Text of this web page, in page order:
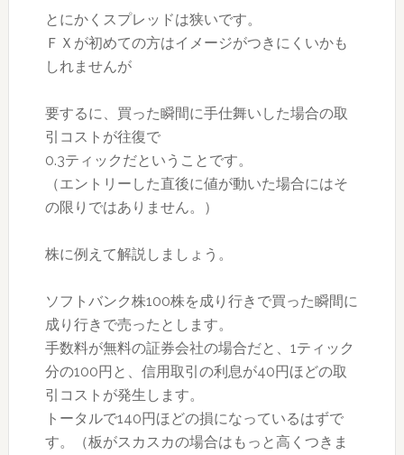
とにかくスプレッドは狭いです。
ＦＸが初めての方はイメージがつきにくいかも
しれませんが
要するに、買った瞬間に手仕舞いした場合の取
引コストが往復で
0.3ティックだということです。
（エントリーした直後に値が動いた場合にはそ
の限りではありません。）
株に例えて解説しましょう。
ソフトバンク株100株を成り行きで買った瞬間に
成り行きで売ったとします。
手数料が無料の証券会社の場合だと、1ティック
分の100円と、信用取引の利息が40円ほどの取
引コストが発生します。
トータルで140円ほどの損になっているはずで
す。（板がスカスカの場合はもっと高くつきま